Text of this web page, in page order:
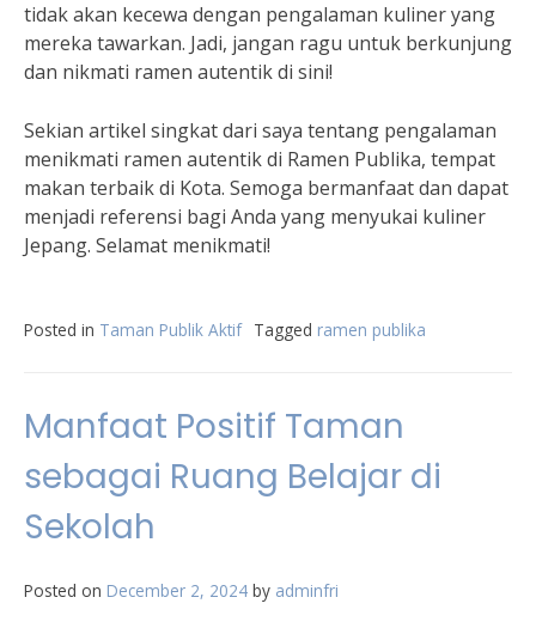
tidak akan kecewa dengan pengalaman kuliner yang
mereka tawarkan. Jadi, jangan ragu untuk berkunjung
dan nikmati ramen autentik di sini!
Sekian artikel singkat dari saya tentang pengalaman
menikmati ramen autentik di Ramen Publika, tempat
makan terbaik di Kota. Semoga bermanfaat dan dapat
menjadi referensi bagi Anda yang menyukai kuliner
Jepang. Selamat menikmati!
Posted in Taman Publik Aktif Tagged ramen publika
Manfaat Positif Taman
sebagai Ruang Belajar di
Sekolah
Posted on December 2, 2024 by adminfri